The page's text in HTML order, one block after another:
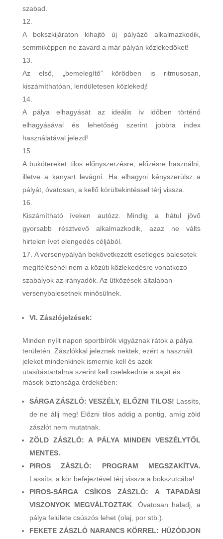
szabad.
A bokszkijáraton kihajtó új pályázó alkalmazkodik,
semmiképpen ne zavard a már pályán közlekedőket!
Az első, „bemelegítő” körödben is ritmusosan,
kiszámíthatóan, lendületesen közlekedj!
A pálya elhagyását az ideális ív időben történő
elhagyásával és lehetőség szerint jobbra index
használatával jelezd!
A bukótereket tilos előnyszerzésre, előzésre használni,
illetve a kanyart levágni. Ha elhagyni kényszerülsz a
pályát, óvatosan, a kellő körültekintéssel térj vissza.
Kiszámítható íveken autózz. Mindig a hátul jövő
gyorsabb résztvevő alkalmazkodik, azaz ne válts
hirtelen ívet elengedés céljából.
A versenypályán bekövetkezett esetleges balesetek
megítélésénél nem a közúti közlekedésre vonatkozó
szabályok az irányadók. Az ütközések általában
versenybalesetnek minősülnek.
VI. Zászlójelzések:
Minden nyílt napon sportbírók vigyáznak rátok a pálya
területén. Zászlókkal jeleznek nektek, ezért a használt
jeleket mindenkinek ismernie kell és azok
utasítástartalma szerint kell cselekednie a saját és
mások biztonsága érdekében:
SÁRGA ZÁSZLÓ: VESZÉLY, ELŐZNI TILOS! Lassíts,
de ne állj meg! Előzni tilos addig a pontig, amíg zöld
zászlót nem mutatnak.
ZÖLD ZÁSZLÓ: A PÁLYA MINDEN VESZÉLYTŐL
MENTES.
PIROS ZÁSZLÓ: PROGRAM MEGSZAKÍTVA.
Lassíts, a kör befejeztével térj vissza a bokszutcába!
PIROS-SÁRGA CSÍKOS ZÁSZLÓ: A TAPADÁSI
VISZONYOK MEGVÁLTOZTAK. Óvatosan haladj, a
pálya felülete csúszós lehet (olaj, por stb.).
FEKETE ZÁSZLÓ NARANCS KÖRREL: HÚZÓDJON